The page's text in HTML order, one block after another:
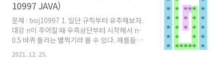
zzz ggg 두번째로 각 출력문의 마지막에 추가
공백이 있으면 안된다. 딱 출력해야 되는 문장에
서 추가 공백 없이 그것만 출력해야 된다. 그 이외
에는 백준에서 '출력 형식이 잘못되었습니다'이
뜬다. 코드 : github import
java.io.BufferedReader; import java.io.I..
10997 JAVA)
문제 : boj10997 1. 일단 규칙부터 유추해보자.
대강 n이 주어질 때 우측상단부터 시작해서 n-
0.5 바퀴 돌리는 별찍기라 볼 수 있다. 예를들어 3
이라면 2.5바퀴를 돌린 형태이다. 2. 좀 더 구체적
으로 짤 수 있는 로직을 생각해 보자면, 1일 때는
2021. 12. 25.